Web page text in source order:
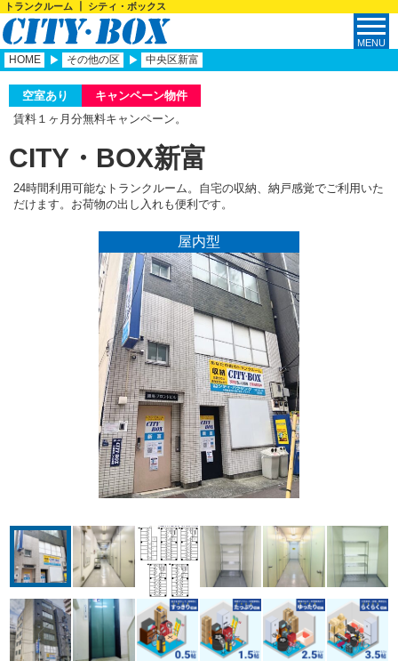
トランクルーム ┃ シティ・ボックス
HOME その他の区 中央区新富
空室あり
キャンペーン物件
賃料１ヶ月分無料キャンペーン。
CITY・BOX新富
24時間利用可能なトランクルーム。自宅の収納、納戸感覚でご利用いた
だけます。お荷物の出し入れも便利です。
屋内型